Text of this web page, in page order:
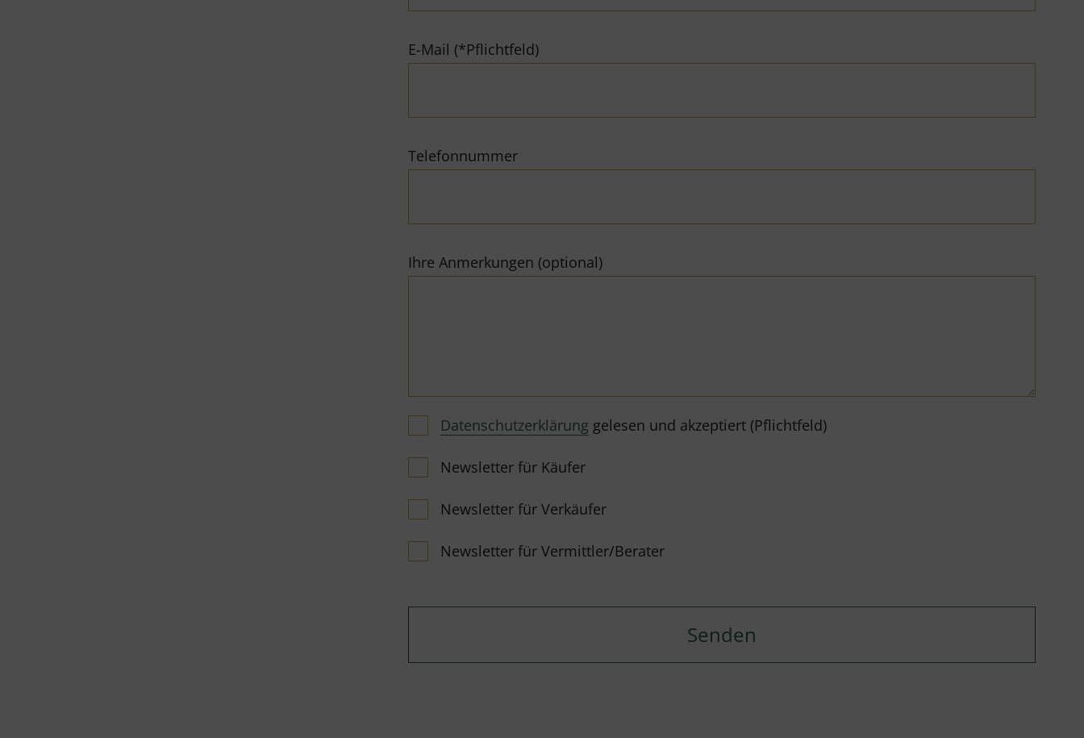
E-Mail (*Pflichtfeld)
Telefonnummer
Ihre Anmerkungen (optional)
Datenschutzerklärung gelesen und akzeptiert (Pflichtfeld)
Newsletter für Käufer
Newsletter für Verkäufer
Newsletter für Vermittler/Berater